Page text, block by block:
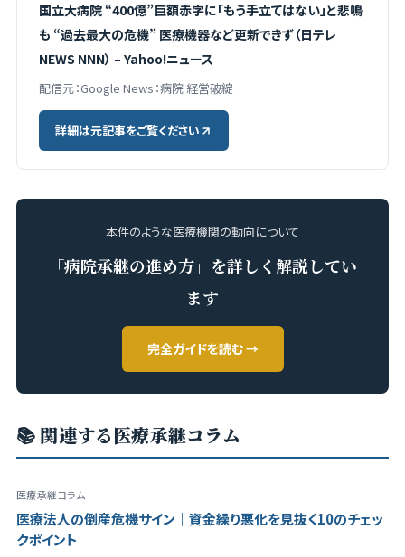
国立大病院 “400億”巨額赤字に「もう手立てはない」と悲鳴
も “過去最大の危機” 医療機器など更新できず（日テレ
NEWS NNN） – Yahoo!ニュース
配信元：Google News：病院 経営破綻
詳細は元記事をご覧ください
本件のような医療機関の動向について
「病院承継の進め方」を詳しく解説してい
ます
完全ガイドを読む →
📚 関連する医療承継コラム
医療承継コラム
医療法人の倒産危機サイン｜資金繰り悪化を見抜く10のチェッ
クポイント